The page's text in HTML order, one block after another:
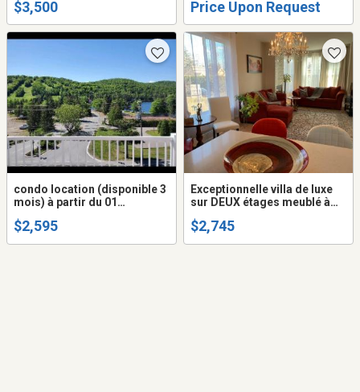
$3,500 Price Upon Request
condo location (disponible 3
mois) à partir du 01
2026 (location temporaire
$2,595
Exceptionnelle villa de luxe
sur DEUX étages meublé à
Saint Sauveur des Monts,
$2,745